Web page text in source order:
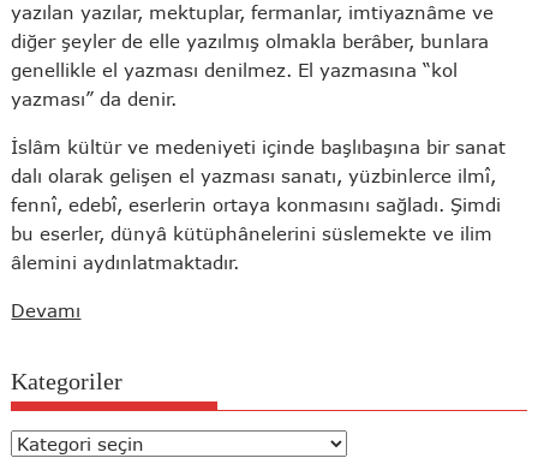
yazılan yazılar, mektuplar, fermanlar, imtiyaznâme ve
diğer şeyler de elle yazılmış olmakla berâber, bunlara
genellikle el yazması denilmez. El yazmasına “kol
yazması” da denir.
İslâm kültür ve medeniyeti içinde başlıbaşına bir sanat
dalı olarak gelişen el yazması sanatı, yüzbinlerce ilmî,
fennî, edebî, eserlerin ortaya konmasını sağladı. Şimdi
bu eserler, dünyâ kütüphânelerini süslemekte ve ilim
âlemini aydınlatmaktadır.
Devamı
Kategoriler
Kategoriler